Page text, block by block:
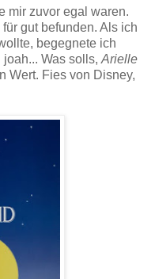
mir zuvor egal waren.
gut befunden. Als ich
begegnete ich
Was solls, Arielle
Wert. Fies von Disney,